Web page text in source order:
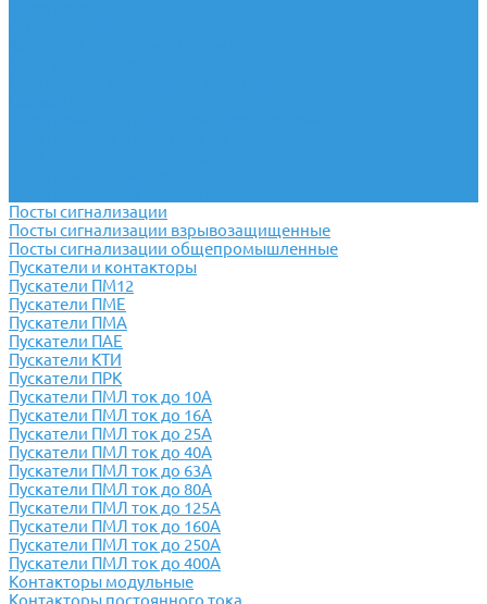
Посты сигнализации
Посты сигнализации взрывозащищенные
Посты сигнализации общепромышленные
Пускатели и контакторы
Пускатели ПМ12
Пускатели ПМЕ
Пускатели ПМА
Пускатели ПАЕ
Пускатели КТИ
Пускатели ПРК
Пускатели ПМЛ ток до 10А
Пускатели ПМЛ ток до 16А
Пускатели ПМЛ ток до 25А
Пускатели ПМЛ ток до 40А
Пускатели ПМЛ ток до 63А
Пускатели ПМЛ ток до 80А
Пускатели ПМЛ ток до 125А
Пускатели ПМЛ ток до 160А
Пускатели ПМЛ ток до 250А
Пускатели ПМЛ ток до 400А
Контакторы модульные
Контакторы постоянного тока